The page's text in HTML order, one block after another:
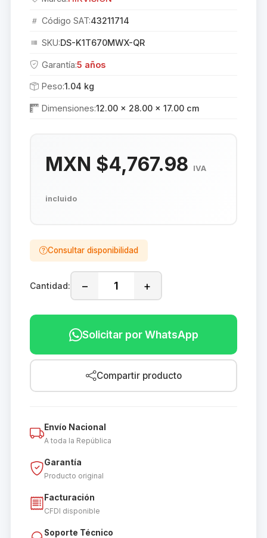
Código SAT:43211714
SKU:DS-K1T670MWX-QR
Garantía:5 años
Peso:1.04 kg
Dimensiones:12.00 × 28.00 × 17.00 cm
MXN $4,767.98 IVA
incluido
Consultar disponibilidad
Cantidad: − +
Solicitar por WhatsApp
Compartir producto
Envío Nacional
A toda la República
Garantía
Producto original
Facturación
CFDI disponible
Soporte Técnico